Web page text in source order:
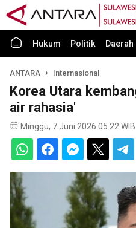
Hukum Politik Daerah
ANTARA Internasional
Korea Utara
air rahasia'
Minggu, 7 Juni 2026 05:22 WIB